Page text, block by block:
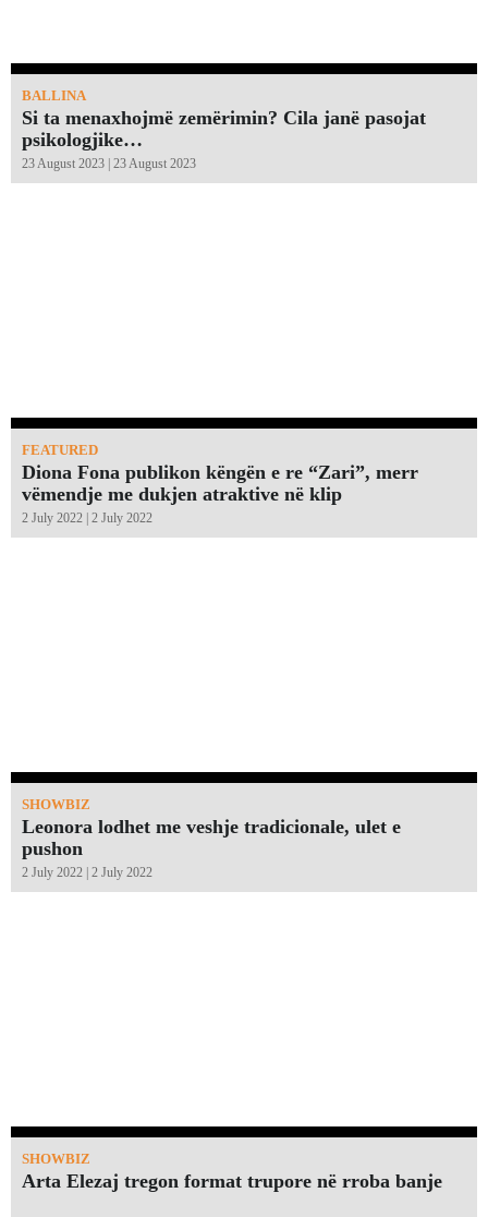
BALLINA
Si ta menaxhojmë zemërimin? Cila janë pasojat
psikologjike…
23 August 2023 | 23 August 2023
FEATURED
Diona Fona publikon këngën e re “Zari”, merr
vëmendje me dukjen atraktive në klip
2 July 2022 | 2 July 2022
SHOWBIZ
Leonora lodhet me veshje tradicionale, ulet e
pushon
2 July 2022 | 2 July 2022
SHOWBIZ
Arta Elezaj tregon format trupore në rroba banje